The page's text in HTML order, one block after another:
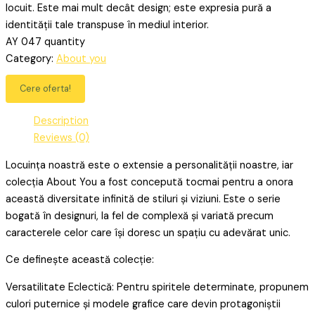
locuit. Este mai mult decât design; este expresia pură a
identității tale transpuse în mediul interior.
AY 047 quantity
Category: About you
Cere oferta!
Description
Reviews (0)
Locuința noastră este o extensie a personalității noastre, iar
colecția About You a fost concepută tocmai pentru a onora
această diversitate infinită de stiluri și viziuni. Este o serie
bogată în designuri, la fel de complexă și variată precum
caracterele celor care își doresc un spațiu cu adevărat unic.
Ce definește această colecție:
Versatilitate Eclectică: Pentru spiritele determinate, propunem
culori puternice și modele grafice care devin protagoniștii